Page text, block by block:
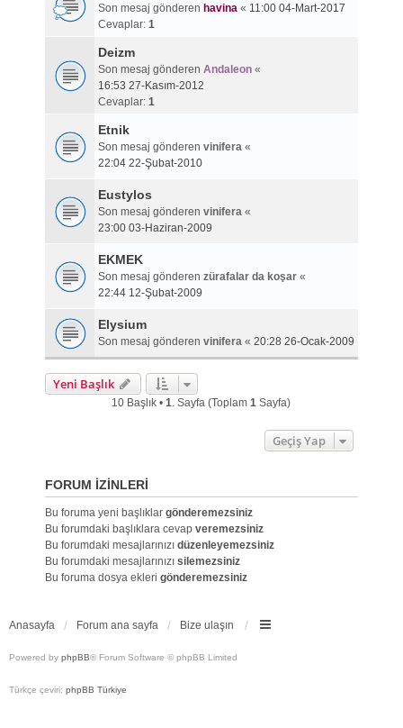
Son mesaj gönderen havina« 11:00 04-Mart-2017
Cevaplar: 1
Deizm
Son mesaj gönderen Andaleon«
16:53 27-Kasım-2012
Cevaplar: 1
Etnik
Son mesaj gönderen vinifera«
22:04 22-Şubat-2010
Eustylos
Son mesaj gönderen vinifera«
23:00 03-Haziran-2009
EKMEK
Son mesaj gönderen zürafalar da koşar«
22:44 12-Şubat-2009
Elysium
Son mesaj gönderen vinifera« 20:28 26-Ocak-2009
Yeni Başlık
10 Başlık •1. Sayfa (Toplam1 Sayfa)
Geçiş Yap
FORUM IZINLERI
Bu foruma yeni başlıklar gönderemezsiniz
Bu forumdaki başlıklara cevap veremezsiniz
Bu forumdaki mesajlarınızı düzenleyemezsiniz
Bu forumdaki mesajlarınızı silemezsiniz
Bu foruma dosya ekleri gönderemezsiniz
Anasayfa Forum ana sayfa Bize ulaşın
Powered by phpBB® Forum Software © phpBB Limited
Türkçe çeviri: phpBB Türkiye